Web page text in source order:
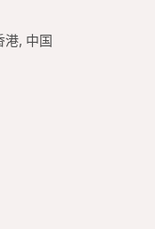
港, 中国